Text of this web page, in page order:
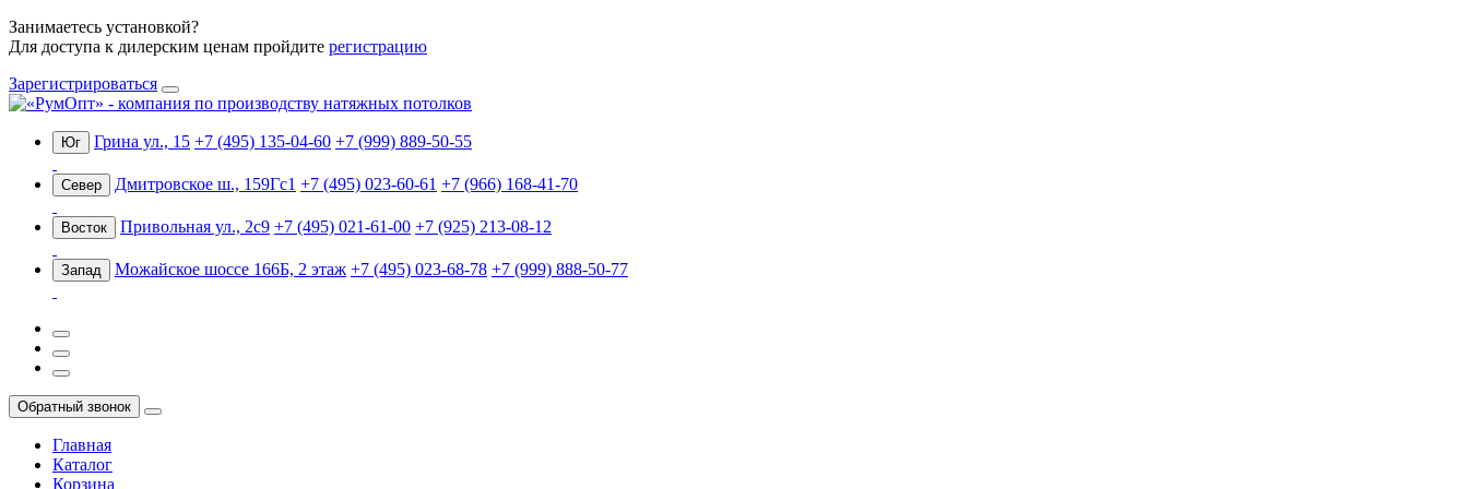
Занимаетесь установкой?
Для доступа к дилерским ценам пройдите регистрацию
Зарегистрироваться
Юг Грина ул., 15 +7 (495) 135-04-60 +7 (999) 889-50-55
Север Дмитровское ш., 159Гс1 +7 (495) 023-60-61 +7 (966) 168-41-70
Восток Привольная ул., 2с9 +7 (495) 021-61-00 +7 (925) 213-08-12
Запад Можайское шоссе 166Б, 2 этаж +7 (495) 023-68-78 +7 (999) 888-50-77
Обратный звонок
Главная
Каталог
Корзина